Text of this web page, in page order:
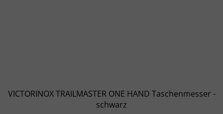
VICTORINOX TRAILMASTER ONE HAND Taschenmesser -
schwarz